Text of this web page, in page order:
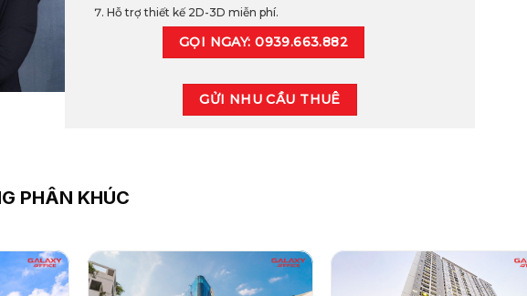
Hỗ trợ thiết kế 2D-3D miễn phí.
GỌI NGAY: 0939.663.882
GỬI NHU CẦU THUÊ
PHÂN KHÚC